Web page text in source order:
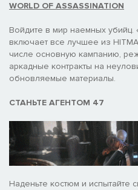
WORLD OF ASSASSINATION
Войдите в мир наемных убийц.
включает все лучшее из
числе основную кампанию,
аркадные контракты на
обновляемые материалы.
СТАНЬТЕ АГЕНТОМ 47
Наденьте костюм и испытайте